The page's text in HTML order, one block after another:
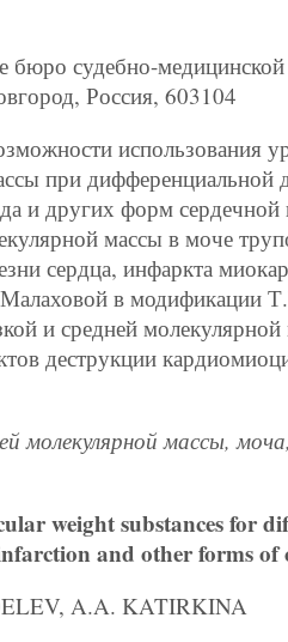
бюро судебно-
Россия, 603104
использования
при дифференциальной
и других форм
массы в моче
сердца, инфаркта
в модификации
и средней
деструкции
молекулярной массы,
weight substances for
and other forms
A.A. KATIRKINA